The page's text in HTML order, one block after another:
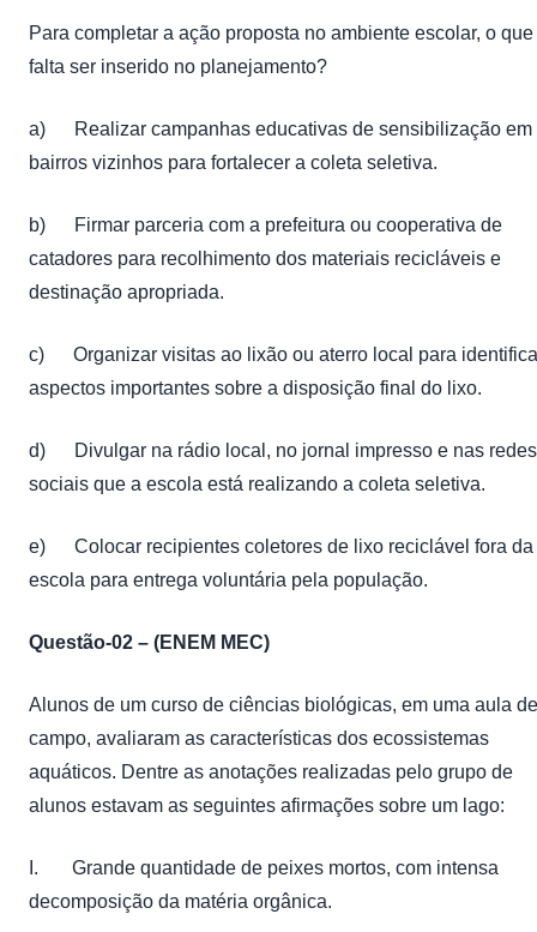
Para completar a ação proposta no ambiente escolar, o que
falta ser inserido no planejamento?
a) Realizar campanhas educativas de sensibilização em
bairros vizinhos para fortalecer a coleta seletiva.
b) Firmar parceria com a prefeitura ou cooperativa de
catadores para recolhimento dos materiais recicláveis e
destinação apropriada.
c) Organizar visitas ao lixão ou aterro local para
aspectos importantes sobre a disposição final do lixo.
d) Divulgar na rádio local, no jornal impresso e nas redes
sociais que a escola está realizando a coleta seletiva.
e) Colocar recipientes coletores de lixo reciclável fora da
escola para entrega voluntária pela população.
Questão-02 – (ENEM MEC)
Alunos de um curso de ciências biológicas, em uma aula de
campo, avaliaram as características dos ecossistemas
aquáticos. Dentre as anotações realizadas pelo grupo de
alunos estavam as seguintes afirmações sobre um lago:
I. Grande quantidade de peixes mortos, com intensa
decomposição da matéria orgânica.